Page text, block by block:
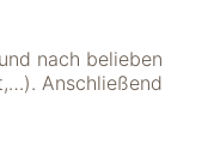
nach belieben
Anschließend